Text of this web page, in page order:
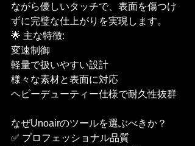
ながら優しいタッチで、表面を傷つけ
ずに完璧な仕上がりを実現します。
🌟 主な特徴:
変速制御
軽量で扱いやすい設計
様々な素材と表面に対応
ヘビーデューティー仕様で耐久性抜群
なぜUnoairのツールを選ぶべきか？
✅ プロフェッショナル品質